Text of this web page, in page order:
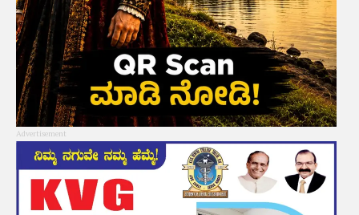
Advertisement